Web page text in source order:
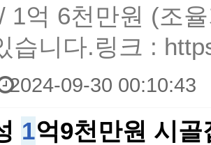
1억 6천만원 (조
습니다.링크 :
2024-09-30 00:10:43
1억9천만원 시